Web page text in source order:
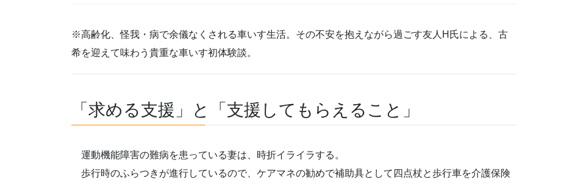
※高齢化、怪我・病で余儀なくされる車いす生活。その不安を抱えながら過ごす友人H氏による、古
希を迎えて味わう貴重な車いす初体験談。
「求める支援」と「支援してもらえること」
運動機能障害の難病を患っている妻は、時折イライラする。
歩行時のふらつきが進行しているので、ケアマネの勧めで補助具として四点杖と歩行車を介護保険